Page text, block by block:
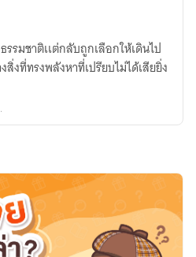
รรมชาติเเต่กลับถูกเลือกให้เดินไป
งที่ทรงพลังหาที่เปรียบไม่ได้เสียยิ่ง